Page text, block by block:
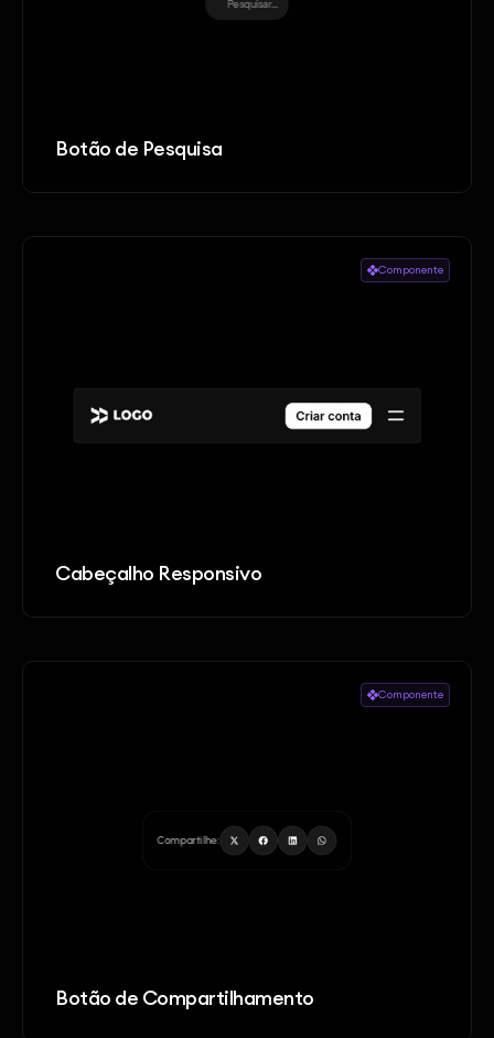
Botão de Pesquisa
Componente
Cabeçalho Responsivo
Componente
Botão de Compartilhamento